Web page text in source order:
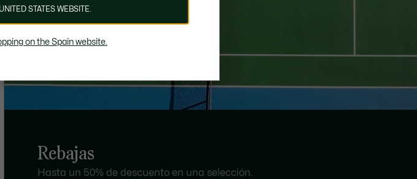
Rebajas
Hasta un 50% de descuento en una selección.
STATES WEBSITE.
on the Spain website.